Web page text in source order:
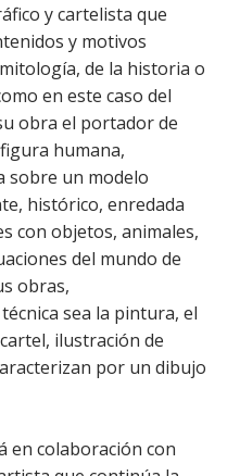
y cartelista que
y motivos
de la historia o
en este caso del
obra el portador de
humana,
sobre un modelo
histórico, enredada
con objetos, animales,
del mundo de
obras,
sea la pintura, el
ilustración de
por un dibujo
en colaboración con